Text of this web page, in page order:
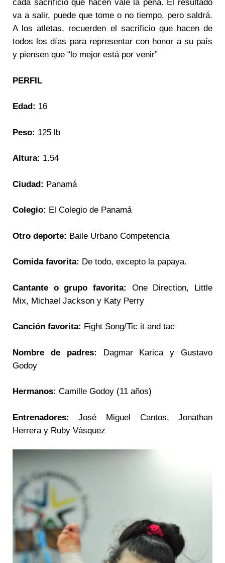
cada sacrificio que hacen vale la pena. El resultado
va a salir, puede que tome o no tiempo, pero saldrá.
A los atletas, recuerden el sacrificio que hacen de
todos los días para representar con honor a su país
y piensen que “lo mejor está por venir”
PERFIL
Edad: 16
Peso: 125 lb
Altura: 1.54
Ciudad: Panamá
Colegio: El Colegio de Panamá
Otro deporte: Baile Urbano Competencia
Comida favorita: De todo, excepto la papaya.
Cantante o grupo favorita: One Direction, Little
Mix, Michael Jackson y Katy Perry
Canción favorita: Fight Song/Tic it and tac
Nombre de padres: Dagmar Karica y Gustavo
Godoy
Hermanos: Camille Godoy (11 años)
Entrenadores:José Miguel Cantos, Jonathan
Herrera y Ruby Vásquez